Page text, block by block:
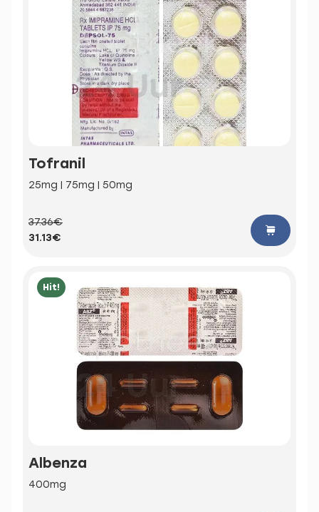
Tofranil
25mg | 75mg | 50mg
37.36€
31.13€
Hit!
Albenza
400mg